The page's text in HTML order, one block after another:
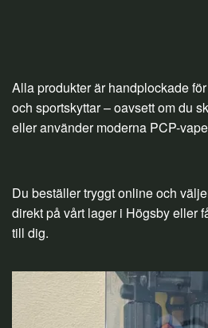
Alla produkter är handplockade
och sportskyttar – oavsett om du
eller använder moderna PCP-
Du beställer tryggt online och
direkt på vårt lager i Högsby eller
till dig.